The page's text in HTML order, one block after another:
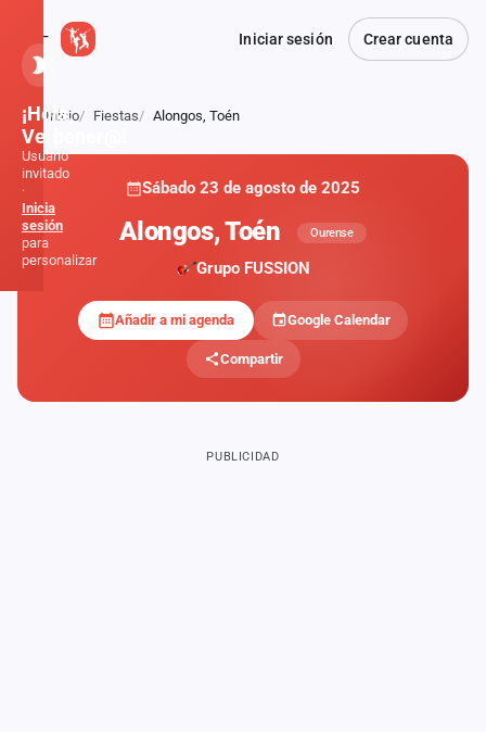
Iniciar sesión Crear cuenta
Atrás
Inicio Fiestas Alongos, Toén
Sábado 23 de agosto de 2025
Alongos, Toén Ourense
Grupo FUSSION
Añadir a mi agenda Google Calendar
Compartir
PUBLICIDAD
¡Hola,
Verbener@!
Usuario
invitado
·
Inicia
sesión
para
personalizar